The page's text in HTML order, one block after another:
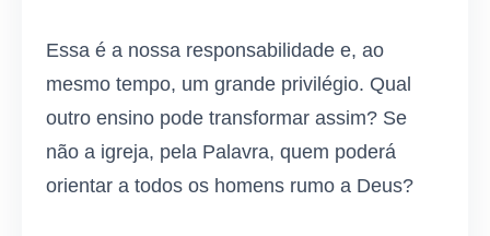
Essa é a nossa responsabilidade e, ao
mesmo tempo, um grande privilégio. Qual
outro ensino pode transformar assim? Se
não a igreja, pela Palavra, quem poderá
orientar a todos os homens rumo a Deus?